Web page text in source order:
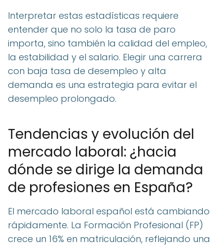
Interpretar estas estadísticas requiere
entender que no solo la tasa de paro
importa, sino también la calidad del empleo,
la estabilidad y el salario. Elegir una carrera
con baja tasa de desempleo y alta
demanda es una estrategia para evitar el
desempleo prolongado.
Tendencias y evolución del
mercado laboral: ¿hacia
dónde se dirige la demanda
de profesiones en España?
El mercado laboral español está cambiando
rápidamente. La Formación Profesional (FP)
crece un 16% en matriculación, reflejando una